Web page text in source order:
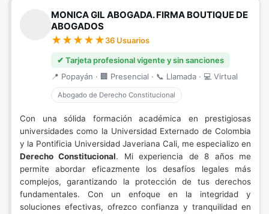
MONICA GIL ABOGADA. FIRMA BOUTIQUE DE
ABOGADOS
36 Usuarios
✔ Tarjeta profesional vigente y sin sanciones
📍 Popayán · 🏢 Presencial · 📞 Llamada · 💻 Virtual
Abogado de Derecho Constitucional
Con una sólida formación académica en prestigiosas
universidades como la Universidad Externado de Colombia
y la Pontificia Universidad Javeriana Cali, me especializo en
Derecho Constitucional. Mi experiencia de 8 años me
permite abordar eficazmente los desafíos legales más
complejos, garantizando la protección de tus derechos
fundamentales. Con un enfoque en la integridad y
soluciones efectivas, ofrezco confianza y tranquilidad en